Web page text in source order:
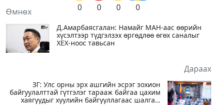
0 0 0 0
Өмнөх
Д.Амарбаясгалан: Намайг МАН-аас өөрийн
хүсэлтээр түдгэлзэх өргөдлөө өгөх саналыг
ХЕХ-ноос тавьсан
Дараах
ЗГ: Улс орны эрх ашгийн эсрэг зохион
байгуулалттай гүтгэлэг тарааж байгаа цахим
хаягуудыг хуулийн байгууллагаас шалгаж